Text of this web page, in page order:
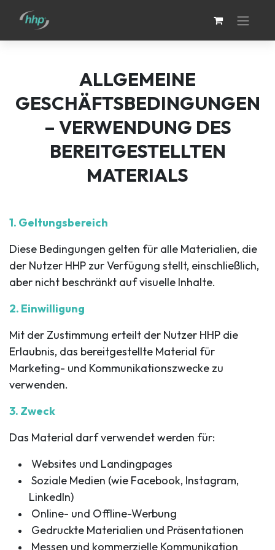
ALLGEMEINE
GESCHÄFTSBEDINGUNGEN
– VERWENDUNG DES
BEREITGESTELLTEN
MATERIALS
1. Geltungsbereich
Diese Bedingungen gelten für alle Materialien, die
der Nutzer HHP zur Verfügung stellt, einschließlich,
aber nicht beschränkt auf visuelle Inhalte.
2. Einwilligung
Mit der Zustimmung erteilt der Nutzer HHP die
Erlaubnis, das bereitgestellte Material für
Marketing- und Kommunikationszwecke zu
verwenden.
3. Zweck
Das Material darf verwendet werden für:
Websites und Landingpages
Soziale Medien (wie Facebook, Instagram,
LinkedIn)
Online- und Offline-Werbung
Gedruckte Materialien und Präsentationen
Messen und kommerzielle Kommunikation